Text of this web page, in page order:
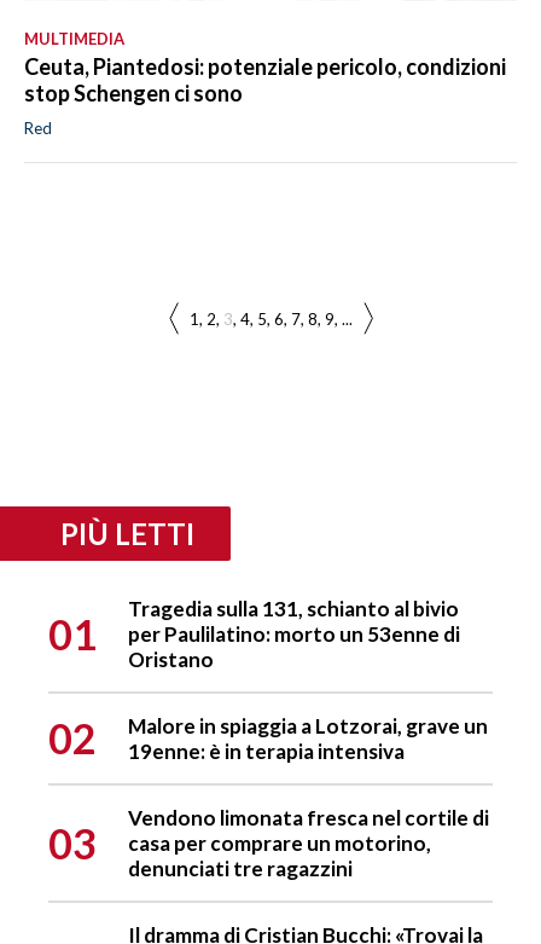
MULTIMEDIA
Ceuta, Piantedosi: potenziale pericolo, condizioni
stop Schengen ci sono
Red
1 2 3 4 5 6 7 8 9 ...
PIÙ LETTI
01
Tragedia sulla 131, schianto al bivio
per Paulilatino: morto un 53enne di
Oristano
02
Malore in spiaggia a Lotzorai, grave un
19enne: è in terapia intensiva
03
Vendono limonata fresca nel cortile di
casa per comprare un motorino,
denunciati tre ragazzini
Il dramma di Cristian Bucchi: «Trovai la